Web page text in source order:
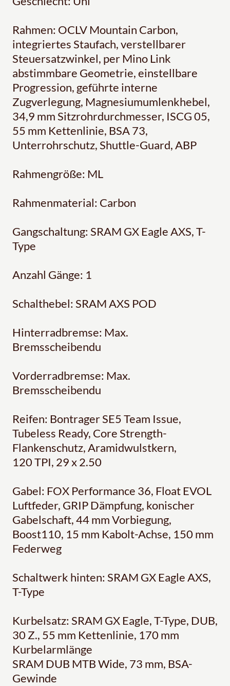
Rahmen: OCLV Mountain Carbon,
integriertes Staufach, verstellbarer
Steuersatzwinkel, per Mino Link
abstimmbare Geometrie, einstellbare
Progression, geführte interne
Zugverlegung, Magnesiumumlenkhebel,
34,9 mm Sitzrohrdurchmesser, ISCG 05,
55 mm Kettenlinie, BSA 73,
Unterrohrschutz, Shuttle-Guard, ABP
Rahmengröße: ML
Rahmenmaterial: Carbon
Gangschaltung: SRAM GX Eagle AXS, T-
Type
Anzahl Gänge: 1
Schalthebel: SRAM AXS POD
Hinterradbremse: Max.
Bremsscheibendu
Vorderradbremse: Max.
Bremsscheibendu
Reifen: Bontrager SE5 Team Issue,
Tubeless Ready, Core Strength-
Flankenschutz, Aramidwulstkern,
120 TPI, 29 x 2.50
Gabel: FOX Performance 36, Float EVOL
Luftfeder, GRIP Dämpfung, konischer
Gabelschaft, 44 mm Vorbiegung,
Boost110, 15 mm Kabolt-Achse, 150 mm
Federweg
Schaltwerk hinten: SRAM GX Eagle AXS,
T-Type
Kurbelsatz: SRAM GX Eagle, T-Type, DUB,
30 Z., 55 mm Kettenlinie, 170 mm
Kurbelarmlänge
SRAM DUB MTB Wide, 73 mm, BSA-
Gewinde